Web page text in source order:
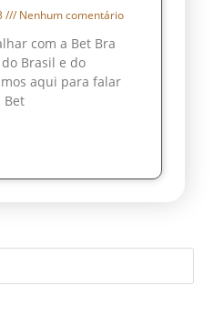
Nenhum comentário
com a Bet Bra
Brasil e do
aqui para falar
Bet